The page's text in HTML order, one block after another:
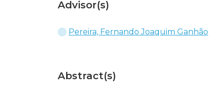
Advisor(s)
Pereira, Fernando Joaquim Ganhão
Abstract(s)